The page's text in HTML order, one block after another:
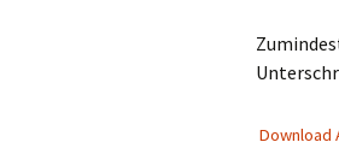
Download